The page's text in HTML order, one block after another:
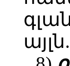
այլն.